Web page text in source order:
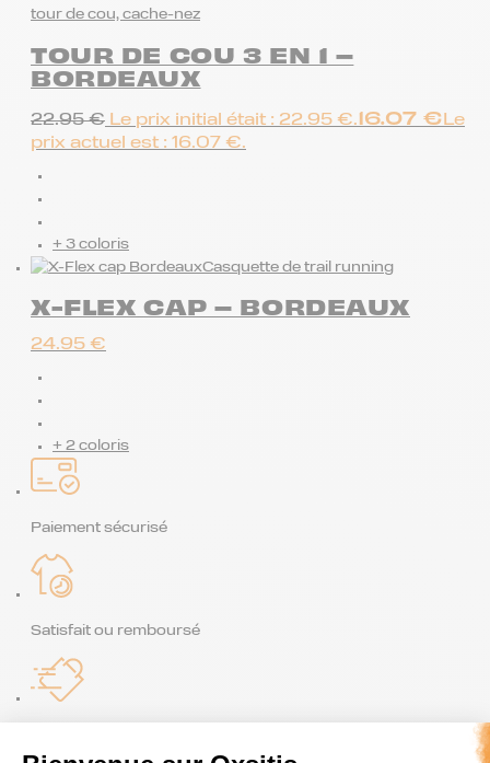
tour de cou, cache-nez
TOUR DE COU 3 EN 1 –
BORDEAUX
22.95€ Le prix initial était : 22.95 €.16.07 € Le
prix actuel est : 16.07 €.
+ 3 coloris
Casquette de trail running
X-FLEX CAP – BORDEAUX
24.95 €
+ 2 coloris
Paiement sécurisé
Satisfait ou remboursé